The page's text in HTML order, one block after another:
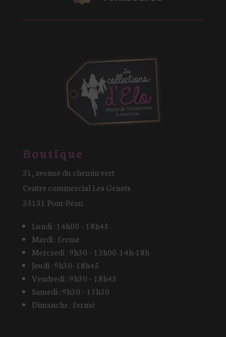
Boutique
31, avenue du chemin vert
Centre commercial Les Genets
35131 Pont-Péan.
Lundi : 14h00 – 18h45
Mardi : fermé
Mercredi : 9h30 – 12h00 14h-18h
Jeudi : 9h30- 18h45
Vendredi : 9h30 – 18h45
Samedi : 9h30 – 13h30
Dimanche : fermé